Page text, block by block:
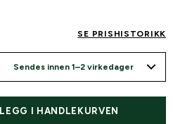
SE PRISHISTORIKK
Sendes innen 1–2 virkedager
LEGG I HANDLEKURVEN